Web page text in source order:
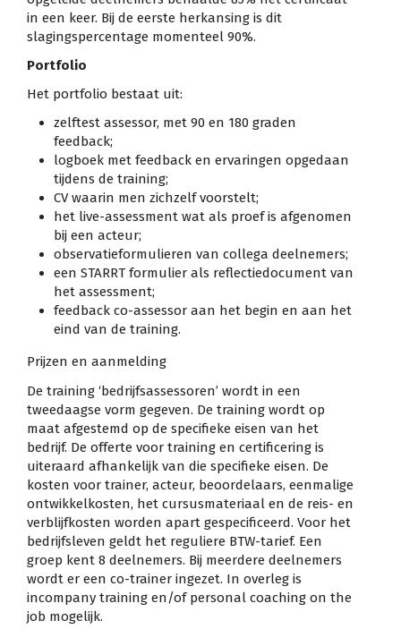
in een keer. Bij de eerste herkansing is dit
slagingspercentage momenteel 90%.
Portfolio
Het portfolio bestaat uit:
zelftest assessor, met 90 en 180 graden
feedback;
logboek met feedback en ervaringen opgedaan
tijdens de training;
CV waarin men zichzelf voorstelt;
het live-assessment wat als proef is afgenomen
bij een acteur;
observatieformulieren van collega deelnemers;
een STARRT formulier als reflectiedocument van
het assessment;
feedback co-assessor aan het begin en aan het
eind van de training.
Prijzen en aanmelding
De training ‘bedrijfsassessoren’ wordt in een
tweedaagse vorm gegeven. De training wordt op
maat afgestemd op de specifieke eisen van het
bedrijf. De offerte voor training en certificering is
uiteraard afhankelijk van die specifieke eisen. De
kosten voor trainer, acteur, beoordelaars, eenmalige
ontwikkelkosten, het cursusmateriaal en de reis- en
verblijfkosten worden apart gespecificeerd. Voor het
bedrijfsleven geldt het reguliere BTW-tarief. Een
groep kent 8 deelnemers. Bij meerdere deelnemers
wordt er een co-trainer ingezet. In overleg is
incompany training en/of personal coaching on the
job mogelijk.